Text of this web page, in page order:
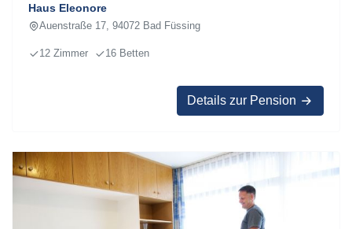
Haus Eleonore
Auenstraße 17, 94072 Bad Füssing
12 Zimmer 16 Betten
Details zur Pension